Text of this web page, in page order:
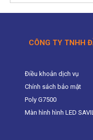
CÔNG TY TNHH
Điều khoản dịch vụ
Chính sách bảo mật
Poly G7500
Màn hình hình LED